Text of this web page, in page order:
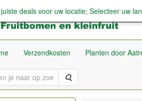
Verzendkosten Planten door
Zoeken
deals voor uw locatie; Selecteer uw